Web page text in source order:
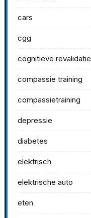
cars
cgg
cognitieve revalidatie
compassie training
compassietraining
depressie
diabetes
elektrisch
elektrische auto
eten